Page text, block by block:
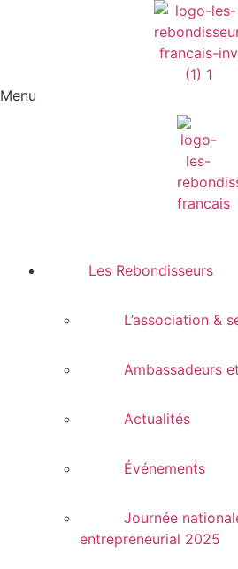
Menu
Les Rebondisseurs
L’association &
Ambassadeurs
Actualités
Événements
Journée
entrepreneurial 2025